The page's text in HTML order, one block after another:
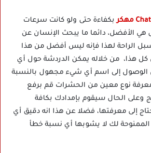
بكفاءة حتى ولو كانت سرعات
هي الأفضل، دائما ما يبحث الإنسان عن
الراحة لهذا فإنه ليس أفضل من هذا
كل هذا، من خلاله يمكن الدردشة حول أي
الوصول إلى اسم أي شيء مجهول بالنسبة
معرفة نوع معين من الحشرات قم برفع
وعلى الحال سيقوم بإمدادك بكافة
إلى معرفتها، فضلا عن هذا انه دقيق أي
لك لا يشوبها أي نسبة خطأ